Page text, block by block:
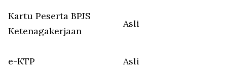
Kartu Peserta BPJS
Ketenagakerjaan
Asli
e-KTP Asli